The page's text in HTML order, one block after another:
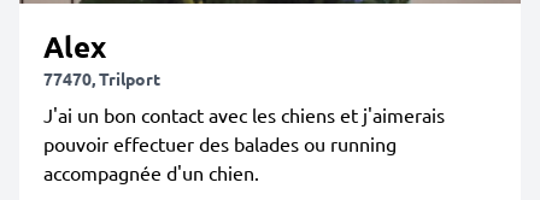
Alex
77470, Trilport
J'ai un bon contact avec les chiens et j'aimerais
pouvoir effectuer des balades ou running
accompagnée d'un chien.